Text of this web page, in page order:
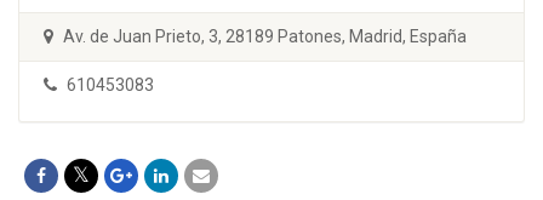
Av. de Juan Prieto, 3, 28189 Patones, Madrid, España
610453083